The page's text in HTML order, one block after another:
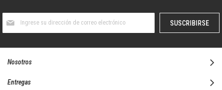
boletín
SUSCRIBIRSE
Nosotros
Entregas